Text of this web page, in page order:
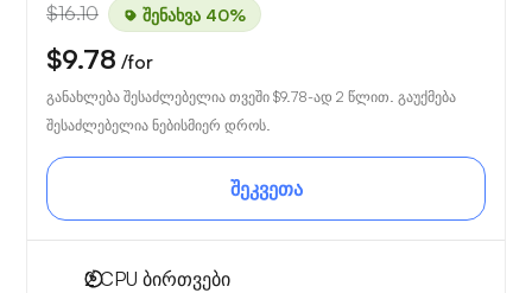
$16.10 შენახვა 40%
$9.78 /for
განახლება შესაძლებელია თვეში $9.78-ად 2 წლით. გაუქმება
შესაძლებელია ნებისმიერ დროს.
შეკვეთა
2CPU ბირთვები